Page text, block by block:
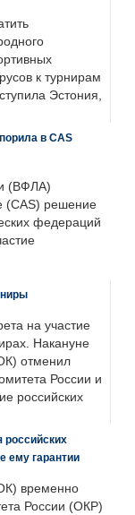
к турнирам
Эстония,
в CAS
(ВФЛА)
(CAS) решение
федераций
на участие
Накануне
отменил
России и
российских
российских
ему гарантии
временно
России (ОКР)